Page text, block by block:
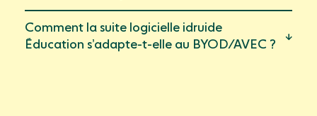
Comment la suite logicielle idruide
Éducation s’adapte-t-elle au BYOD/AVEC ?